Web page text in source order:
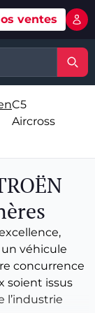
ventes
C5
Aircross
véhicule
concurrence
soient issus
l’industrie